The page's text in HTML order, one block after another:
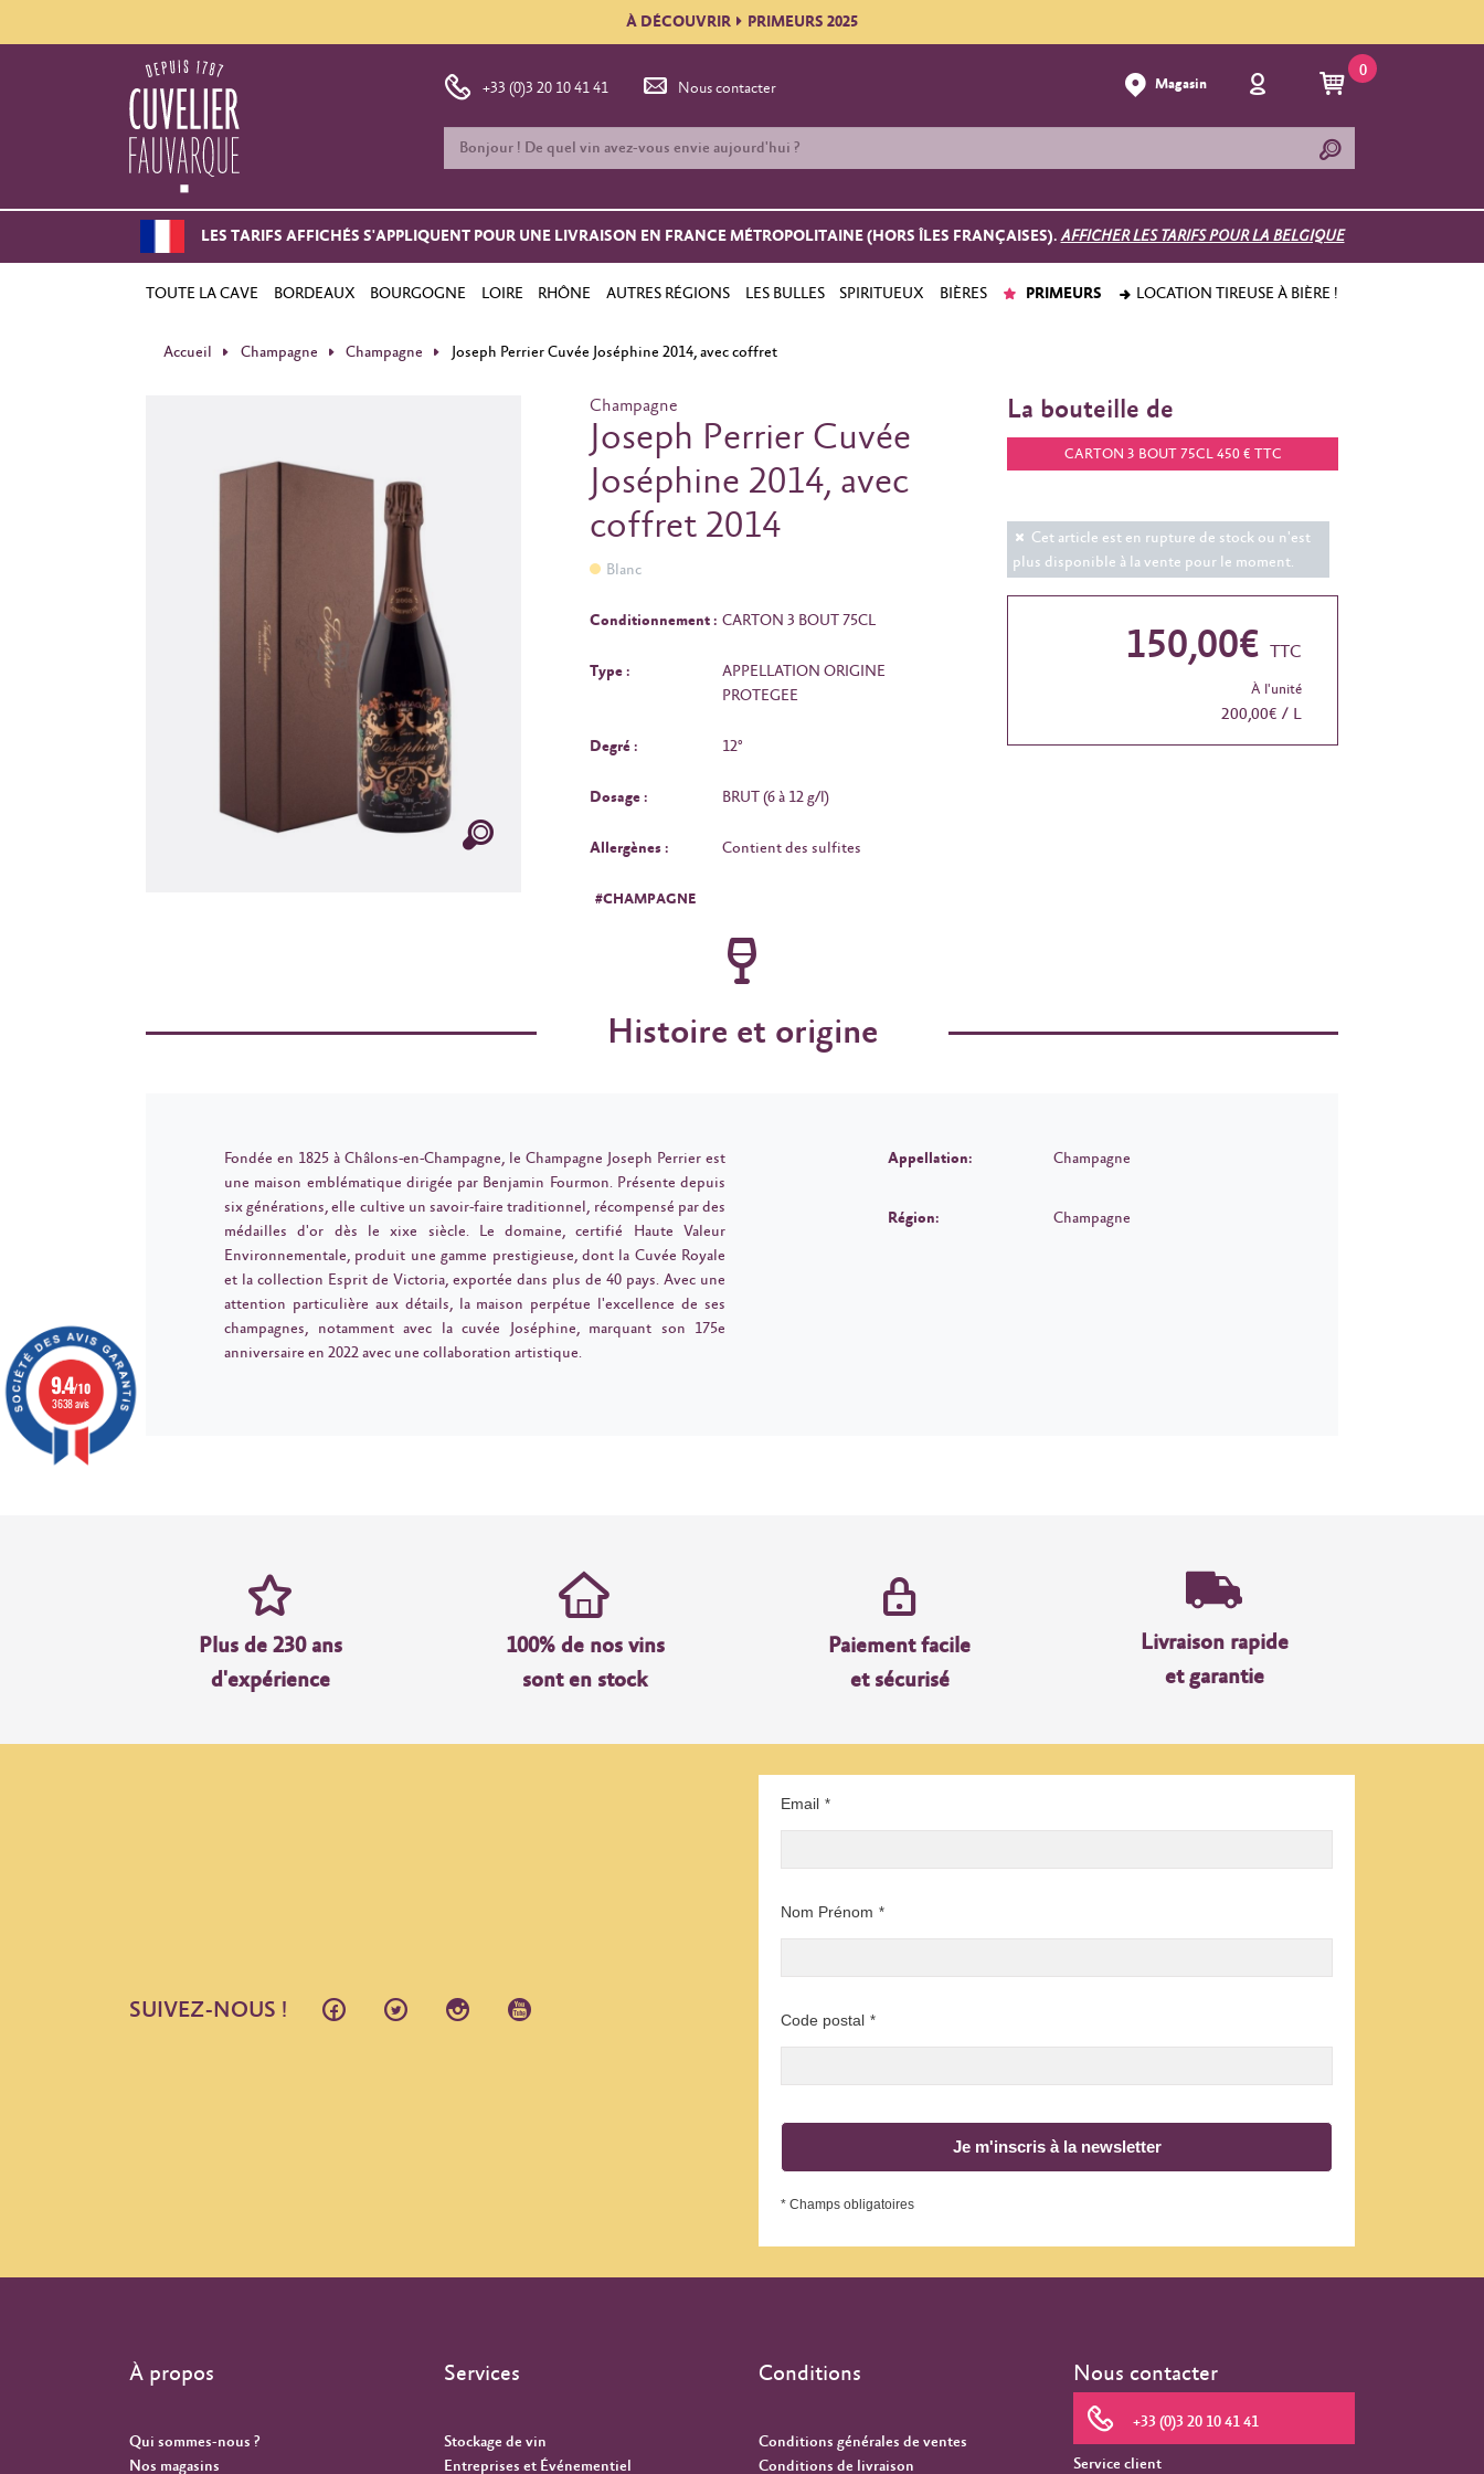
À DÉCOUVRIR PRIMEURS 2025
+33 (0)3 20 10 41 41 Nous contacter Magasin
0
LES TARIFS AFFICHÉS S'APPLIQUENT POUR UNE LIVRAISON EN FRANCE MÉTROPOLITAINE (HORS ÎLES FRANÇAISES).AFFICHER LES TARIFS POUR LA BELGIQUE
TOUTE LA CAVE BORDEAUX BOURGOGNE LOIRE RHÔNE AUTRES RÉGIONS LES BULLES SPIRITUEUX BIÈRES PRIMEURS LOCATION TIREUSE À BIÈRE !
Accueil Champagne Champagne Joseph Perrier Cuvée Joséphine 2014, avec coffret
Champagne
Joseph Perrier Cuvée
Joséphine 2014, avec
coffret 2014
Blanc
Conditionnement : CARTON 3 BOUT 75CL
Type :
APPELLATION ORIGINE
PROTEGEE
Degré : 12°
Dosage : BRUT (6 à 12 g/l)
Allergènes : Contient des sulfites
#CHAMPAGNE
La bouteille de
CARTON 3 BOUT 75CL 450 € TTC
Cet article est en rupture de stock ou n'est
plus disponible à la vente pour le moment.
150,00€ TTC
À l'unité
200,00€ / L
Histoire et origine
Fondée en 1825 à Châlons-en-Champagne, le Champagne Joseph Perrier est
une maison emblématique dirigée par Benjamin Fourmon. Présente depuis
six générations, elle cultive un savoir-faire traditionnel, récompensé par des
médailles d'or dès le xixe siècle. Le domaine, certifié Haute Valeur
Environnementale, produit une gamme prestigieuse, dont la Cuvée Royale
et la collection Esprit de Victoria, exportée dans plus de 40 pays. Avec une
attention particulière aux détails, la maison perpétue l'excellence de ses
champagnes, notamment avec la cuvée Joséphine, marquant son 175e
anniversaire en 2022 avec une collaboration artistique.
Appellation: Champagne
Région: Champagne
Plus de 230 ans
d'expérience
100% de nos vins
sont en stock
Paiement facile
et sécurisé
Livraison rapide
et garantie
SUIVEZ-NOUS !
Email *
Nom Prénom *
Code postal *
Je m'inscris à la newsletter
* Champs obligatoires
À propos
Qui sommes-nous ?
Nos magasins
Services
Stockage de vin
Entreprises et Événementiel
Conditions
Conditions générales de ventes
Conditions de livraison
Nous contacter
+33 (0)3 20 10 41 41
Service client
9.4/10
3638 avis